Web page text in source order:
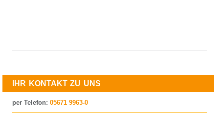
IHR KONTAKT ZU UNS
per Telefon: 05671 9963-0